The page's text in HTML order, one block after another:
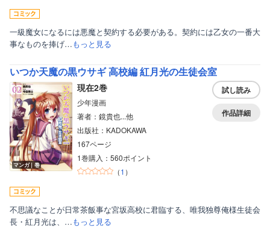
一級魔女になるには悪魔と契約する必要がある。契約には乙女の一番大
事なものを捧げ…もっと見る
いつか天魔の黒ウサギ 高校編 紅月光の生徒会室
マンガ｜巻
現在2巻
少年漫画
著者：鏡貴也...他
出版社：KADOKAWA
167ページ
1巻購入：560ポイント
（1 ）
試し読み
作品詳細
不思議なことが日常茶飯事な宮坂高校に君臨する、唯我独尊俺様生徒会
長・紅月光は、…もっと見る